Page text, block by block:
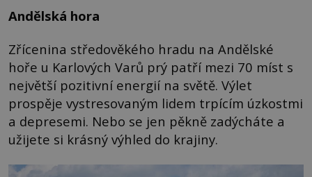
Andělská hora
Zřícenina středověkého hradu na Andělské
hoře u Karlových Varů prý patří mezi 70 míst s
největší pozitivní energií na světě. Výlet
prospěje vystresovaným lidem trpícím úzkostmi
a depresemi. Nebo se jen pěkně zadýcháte a
užijete si krásný výhled do krajiny.